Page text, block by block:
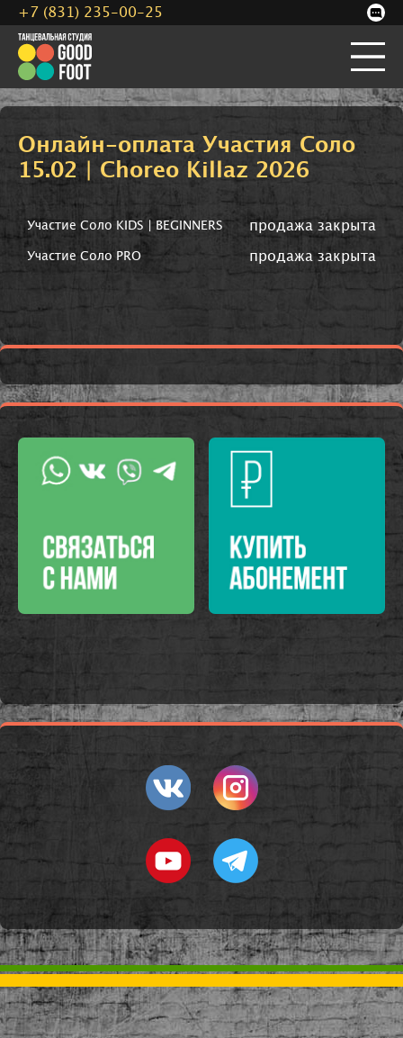
Онлайн-оплата Участия Соло
15.02 | Choreo Killaz 2026
Участие Соло KIDS | BEGINNERS продажа закрыта
Участие Соло PRO продажа закрыта
+7 (831) 235-00-25